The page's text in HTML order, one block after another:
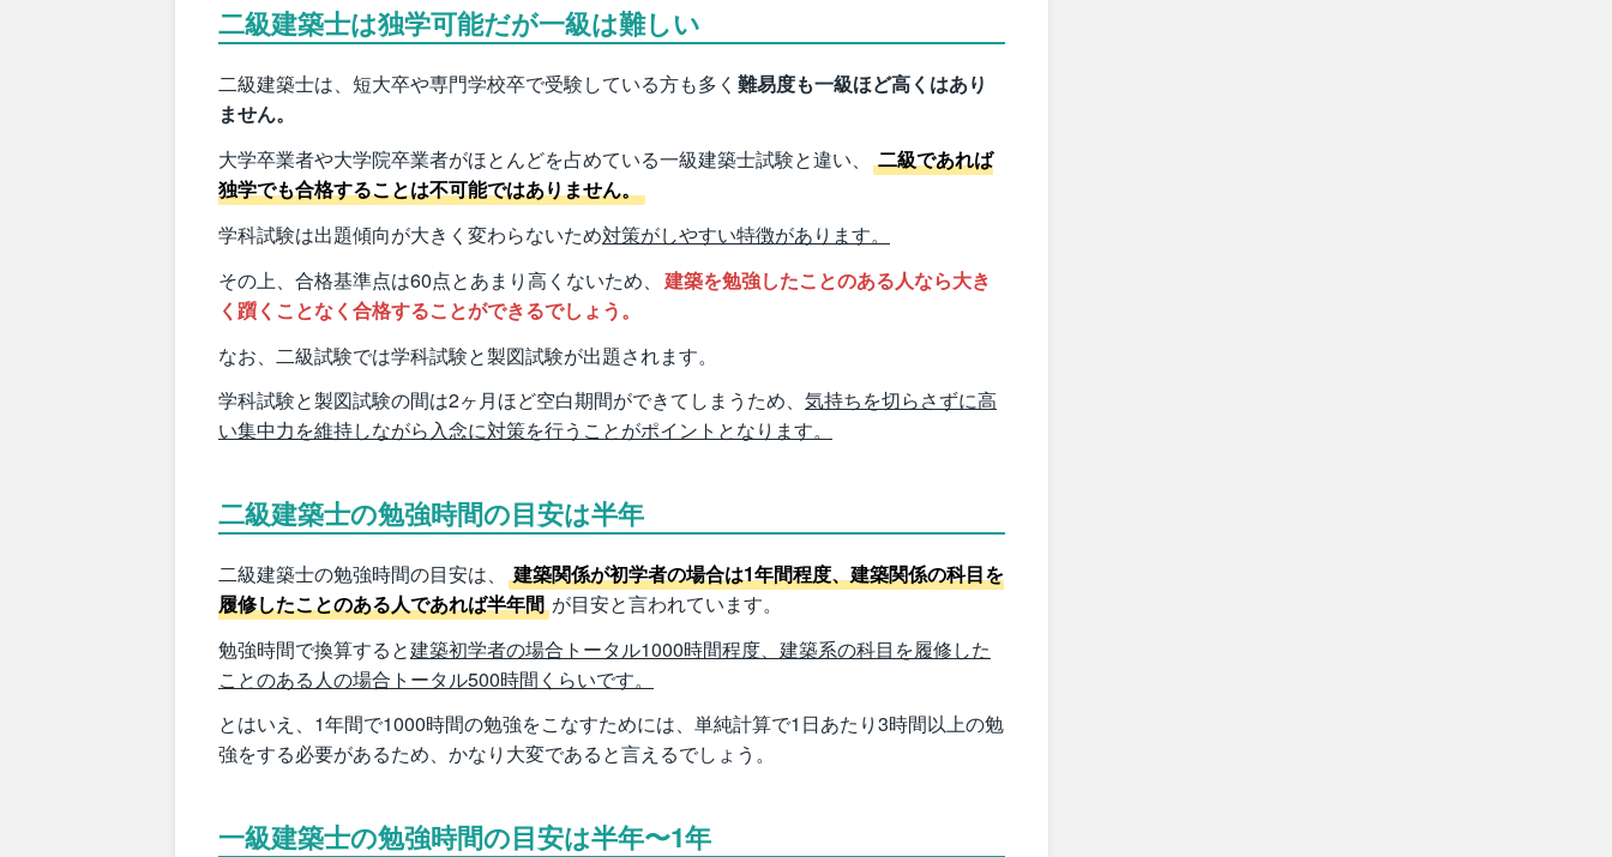
二級建築士は独学可能だが一級は難しい
二級建築士は、短大卒や専門学校卒で受験している方も多く 難易度も一級ほど高くはあり
ません。
大学卒業者や大学院卒業者がほとんどを占めている一級建築士試験と違い、
二級であれば
独学でも合格することは不可能ではありません。
学科試験は出題傾向が大きく変わらないため対策がしやすい特徴があります。
その上、合格基準点は60点とあまり高くないため、 建築を勉強したことのある人なら大き
く躓くことなく合格することができるでしょう。
なお、二級試験では学科試験と製図試験が出題されます。
学科試験と製図試験の間は2ヶ月ほど空白期間ができてしまうため、 気持ちを切らさずに高
い集中力を維持しながら入念に対策を行うことがポイントとなります。
二級建築士の勉強時間の目安は半年
二級建築士の勉強時間の目安は、
建築関係が初学者の場合は1年間程度、建築関係の科目を
履修したことのある人であれば半年間 が目安と言われています。
勉強時間で換算すると建築初学者の場合トータル1000時間程度、建築系の科目を履修した
ことのある人の場合トータル500時間くらいです。
とはいえ、1年間で1000時間の勉強をこなすためには、単純計算で1日あたり3時間以上の勉
強をする必要があるため、かなり大変であると言えるでしょう。
一級建築士の勉強時間の目安は半年〜1年